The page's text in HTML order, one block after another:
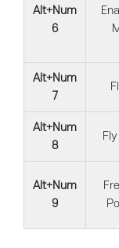
Alt+Num
6
Alt+Num
7
Alt+Num
8
Alt+Num
9